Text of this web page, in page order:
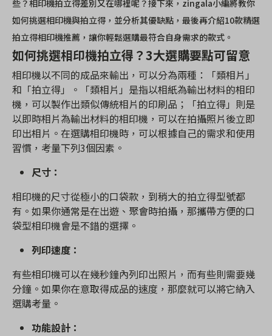
些？相印機拍立得差別又在哪裡呢？接下來，zingala小編將教你
如何挑選相印機與拍立得，並分析其優缺點，最後再介紹10款精選
拍立得相印機推薦，讓你輕鬆選購最符合自身需求的款式。
如何挑選相印機拍立得？3大選購要點可留意
相印機以不同的成品來輸出，可以分為兩種：「類相片」
和「拍立得」。「類相片」是指以相紙為輸出材料的相印
機，可以製作出類似傳統相片的印刷品；「拍立得」則是
以即時相片為輸出材料的相印機，可以在拍攝照片後立即
印出相片。在選購相印機時，可以根據自己的需求和使用
習慣，考量下列3個因素。
尺寸：
相印機的尺寸從極小的口袋款，到稍大的拍立得型號都
有。如果你通常是在出遊、聚會時拍攝，那攜帶方便的口
袋型相印機會是不錯的選擇。
列印速度：
有些相印機可以在幾秒鐘內列印出照片，而有些則需要幾
分鐘。如果你在意取得成品的速度，那麼就可以將它納入
選購考量。
功能設計：